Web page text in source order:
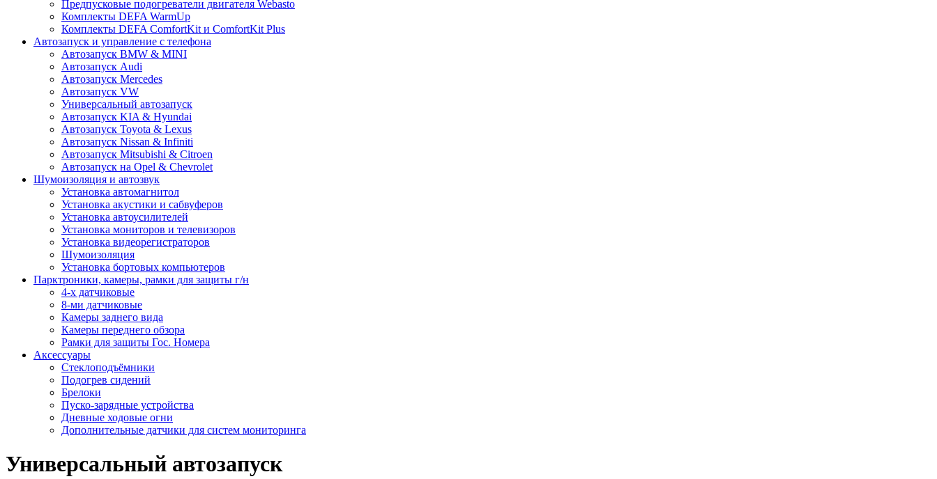
Предпусковые подогреватели двигателя Webasto
Комплекты DEFA WarmUp
Комплекты DEFA ComfortKit и ComfortKit Plus
Автозапуск и управление с телефона
Автозапуск BMW & MINI
Автозапуск Audi
Автозапуск Mercedes
Автозапуск VW
Универсальный автозапуск
Автозапуск KIA & Hyundai
Автозапуск Toyota & Lexus
Автозапуск Nissan & Infiniti
Автозапуск Mitsubishi & Citroen
Автозапуск на Opel & Chevrolet
Шумоизоляция и автозвук
Установка автомагнитол
Установка акустики и сабвуферов
Установка автоусилителей
Установка мониторов и телевизоров
Установка видеорегистраторов
Шумоизоляция
Установка бортовых компьютеров
Парктроники, камеры, рамки для защиты г/н
4-х датчиковые
8-ми датчиковые
Камеры заднего вида
Камеры переднего обзора
Рамки для защиты Гос. Номера
Аксессуары
Стеклоподъёмники
Подогрев сидений
Брелоки
Пуско-зарядные устройства
Дневные ходовые огни
Дополнительные датчики для систем мониторинга
Универсальный автозапуск